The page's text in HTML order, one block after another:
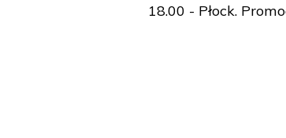
18.00 - Płock.